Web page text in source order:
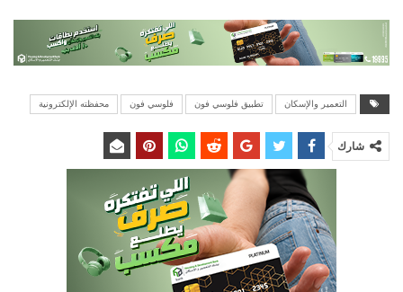
التعمير والإسكان تطبيق فلوسي فون فلوسي فون محفظته الإلكترونية
شارك